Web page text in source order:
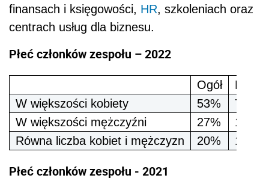
finansach i księgowości, HR, szkoleniach oraz
centrach usług dla biznesu.
Płeć członków zespołu – 2022
Ogół
W większości kobiety
53%
70%
W większości mężczyźni
27%
13%
Równa liczba kobiet i mężczyzn
20% 17%
Płeć członków zespołu - 2021